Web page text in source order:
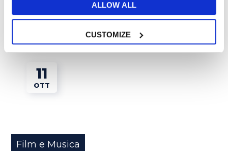
ALLOW ALL
CUSTOMIZE
READ MORE
11
OTT
Film e Musica